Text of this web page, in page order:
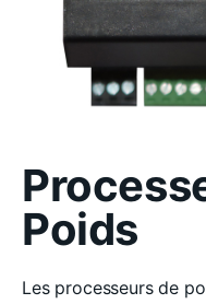
Poids
Les processeurs de